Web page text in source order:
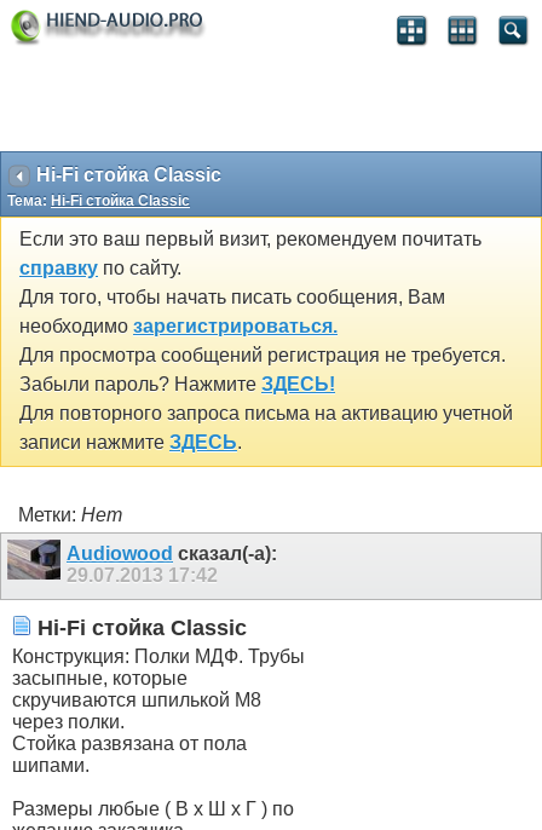
Hi-Fi стойка Classic
Тема: Hi-Fi стойка Classic
Если это ваш первый визит, рекомендуем почитать
справку по сайту.
Для того, чтобы начать писать сообщения, Вам
необходимо зарегистрироваться.
Для просмотра сообщений регистрация не требуется.
Забыли пароль? Нажмите ЗДЕСЬ!
Для повторного запроса письма на активацию учетной
записи нажмите ЗДЕСЬ.
Метки: Нет
Audiowood сказал(-а):
29.07.2013 17:42
Hi-Fi стойка Classic
Конструкция: Полки МДФ. Трубы
засыпные, которые
скручиваются шпилькой М8
через полки.
Стойка развязана от пола
шипами.
Размеры любые ( В х Ш х Г ) по